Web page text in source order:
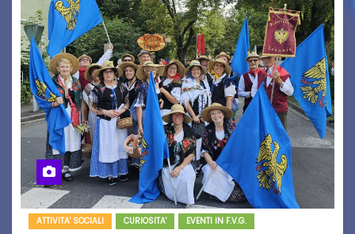
ATTIVITA' SOCIALI CURIOSITA' EVENTI IN F.V.G.